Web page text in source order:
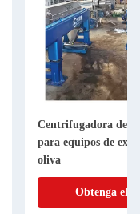
Centrifugadora
para equipos de
oliva
Obtenga el